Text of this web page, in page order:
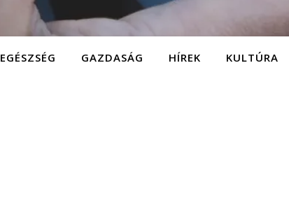
EGÉSZSÉG GAZDASÁG HÍREK KULTÚRA